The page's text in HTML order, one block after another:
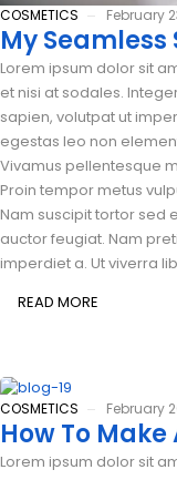
COSMETICS February
My
Lorem ipsum dolor sit
et nisi at sodales.
sapien, volutpat ut
egestas leo non
Vivamus pellentesque
Proin tempor metus
Nam suscipit tortor sed
auctor feugiat. Nam
imperdiet a. Ut viverra
READ MORE
COSMETICS February
How To
Lorem ipsum dolor sit